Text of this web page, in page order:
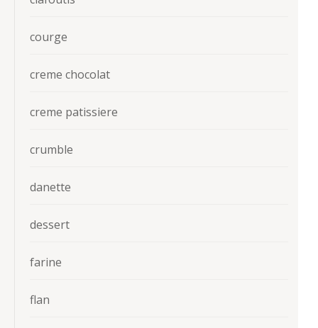
courge
creme chocolat
creme patissiere
crumble
danette
dessert
farine
flan